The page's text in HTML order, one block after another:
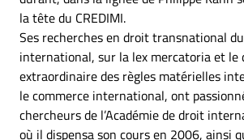
la tête du CREDIMI.
Ses recherches en droit transnational
international, sur la lex mercatoria et le
extraordinaire des règles matérielles
le commerce international, ont
chercheurs de l’Académie de droit
où il dispensa son cours en 2006, ainsi